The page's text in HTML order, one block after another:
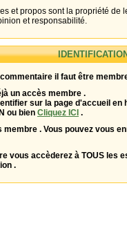
et propos sont la propriété de
et responsabilité.
il faut être
un accès membre .
sur la page d'accueil en
ou bien Cliquez ICI .
membre . Vous pouvez vous
vous accèderez à TOUS les
.